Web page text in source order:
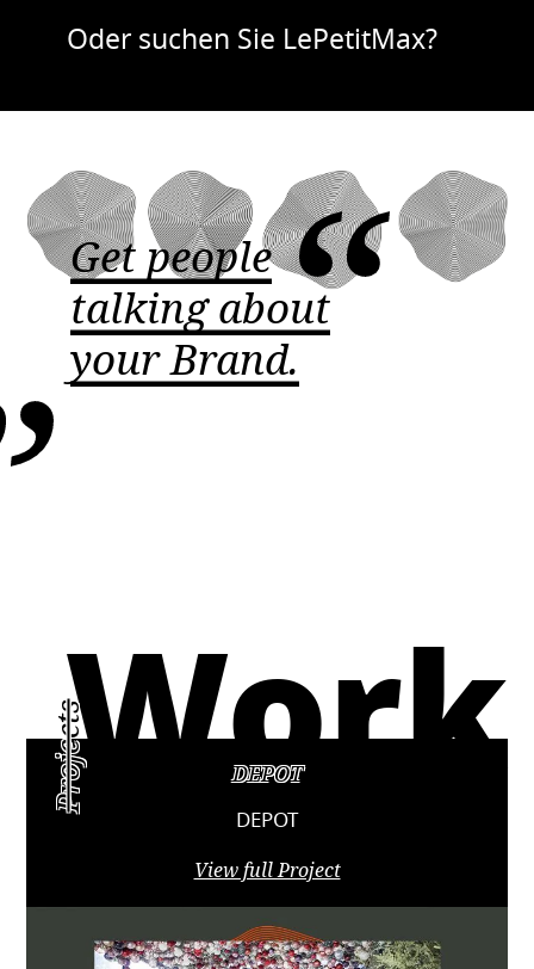
Oder suchen Sie LePetitMax?
Get people
talking about
your Brand.
Work
Projects DEPOT
DEPOT
View full Project